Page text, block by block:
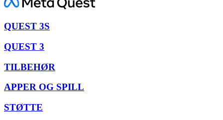
QUEST 3S
QUEST 3
TILBEHØR
APPER OG SPILL
STØTTE